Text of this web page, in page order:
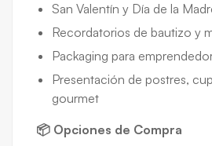
San Valentín y Día de la
Recordatorios de bautizo y
Packaging para
Presentación de postres,
gourmet
📦 Opciones de Compra